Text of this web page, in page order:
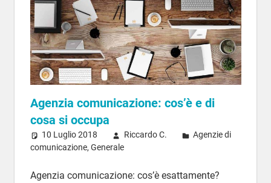
Agenzia comunicazione: cos’è e di
cosa si occupa
10 Luglio 2018 Riccardo C.
Agenzie di
comunicazione, Generale
Agenzia comunicazione: cos’è esattamente?